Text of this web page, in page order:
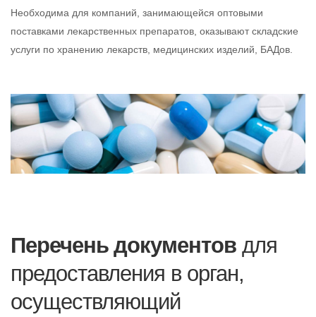
Необходима для компаний, занимающейся оптовыми
поставками лекарственных препаратов, оказывают складские
услуги по хранению лекарств, медицинских изделий, БАДов.
Перечень документов для
предоставления в орган,
осуществляющий